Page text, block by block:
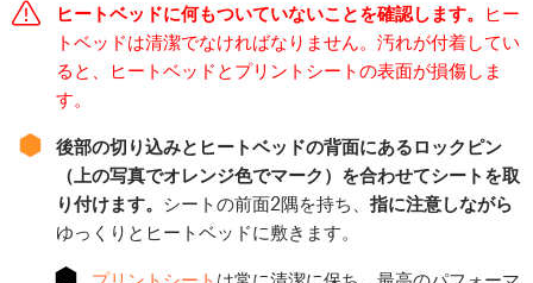
ヒートベッドに何もついていないことを確認します。
ヒー
トベッドは清潔でなければなりません。汚れが付着してい
ると、ヒートベッドとプリントシートの表面が損傷しま
す。
⬢
後部の切り込みとヒートベッドの背面にあるロックピン
（上の写真でオレンジ色でマーク）を合わせてシートを取
り付けます。 シートの前面2隅を持ち、 指に注意しながら
ゆっくりとヒートベッドに敷きます。
⬢